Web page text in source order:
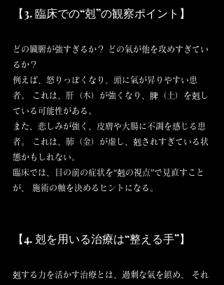
【3. 臨床での“剋”の観察ポイント】
どの臓腑が強すぎるか？ どの氣が他を攻めすぎてい
るか？
例えば、怒りっぽくなり、頭に氣が昇りやすい患
者。 これは、肝（木）が強くなり、脾（土）を剋し
ている可能性がある。
また、悲しみが強く、皮膚や大腸に不調を感じる患
者。 これは、肺（金）が虚し、剋されすぎている状
態かもしれない。
臨床では、目の前の症状を“剋の視点”で見直すこと
が、 施術の軸を決めるヒントになる。
【4. 剋を用いる治療は“整える手”】
剋する力を活かす治療とは、過剰な氣を鎮め、 それ